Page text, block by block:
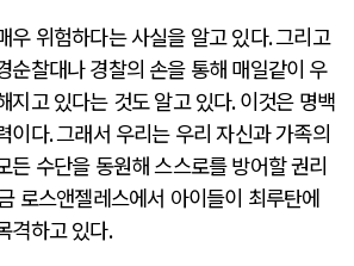
우 위험하다는 사실을 알고 있다.그리고
순찰대나 경찰의 손을 통해 매일같이 우
지고 있다는 것도 알고 있다.이것은 명백
이다.그래서 우리는 우리 자신과 가족의
든 수단을 동원해 스스로를 방어할 권리
로스앤젤레스에서 아이들이 최루탄에
격하고 있다.